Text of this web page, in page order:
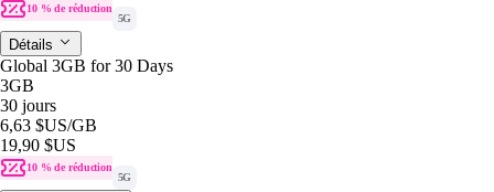
10 % de réduction
5G
Détails
Global 3GB for 30 Days
3GB
30 jours
6,63 $US/GB
19,90 $US
10 % de réduction
5G